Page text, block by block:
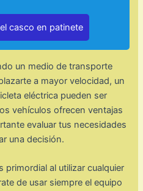
casco en patinete
un medio de transporte
a mayor velocidad, un
eléctrica pueden ser
vehículos ofrecen ventajas
evaluar tus necesidades
una decisión.
primordial al utilizar cualquier
de usar siempre el equipo